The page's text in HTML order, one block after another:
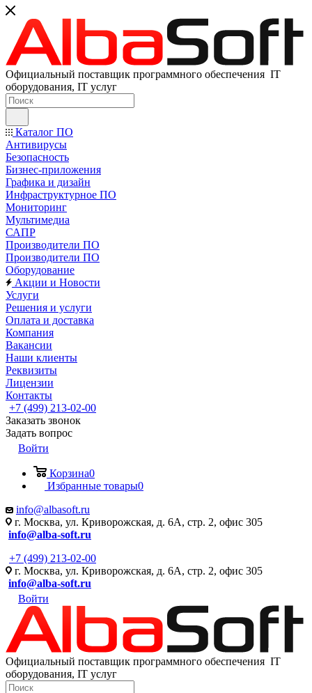
Официальный поставщик программного обеспечения IT
оборудования, IT услуг
Каталог ПО
Антивирусы
Безопасность
Бизнес-приложения
Графика и дизайн
Инфраструктурное ПО
Мониторинг
Мультимедиа
САПР
Производители ПО
Производители ПО
Оборудование
Акции и Новости
Услуги
Решения и услуги
Оплата и доставка
Компания
Вакансии
Наши клиенты
Реквизиты
Лицензии
Контакты
+7 (499) 213-02-00
Заказать звонок
Задать вопрос
Войти
Корзина0
Избранные товары0
info@albasoft.ru
г. Москва, ул. Криворожская, д. 6А, стр. 2, офис 305
info@alba-soft.ru
+7 (499) 213-02-00
г. Москва, ул. Криворожская, д. 6А, стр. 2, офис 305
info@alba-soft.ru
Войти
Официальный поставщик программного обеспечения IT
оборудования, IT услуг